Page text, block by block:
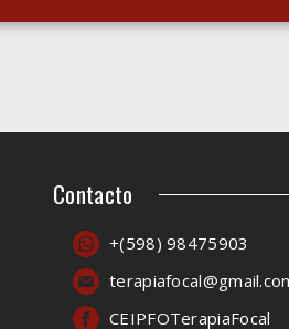
Contacto
+(598) 98475903
CEIPFOTerapiaFocal